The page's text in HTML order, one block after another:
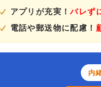
アプリが充実！バレず
電話や郵送物に配慮！
内